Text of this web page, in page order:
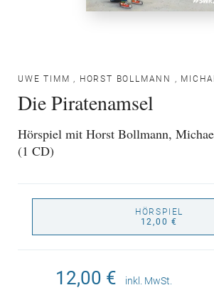
UWE TIMM , HORST BOLLMANN ,
Die Piratenamsel
Hörspiel mit Horst Bollmann,
(1 CD)
HÖRSPIEL
12,00 €
12,00 € inkl. MwSt.